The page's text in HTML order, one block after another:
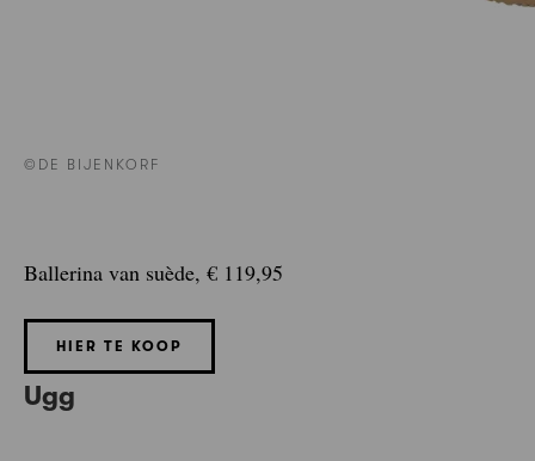
©DE BIJENKORF
Ballerina van suède, € 119,95
HIER TE KOOP
Ugg